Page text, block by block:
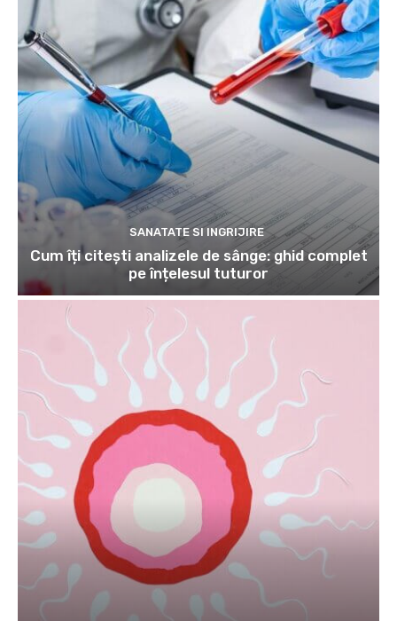
SANATATE SI INGRIJIRE
Cum îți citești analizele de sânge: ghid complet
pe înțelesul tuturor